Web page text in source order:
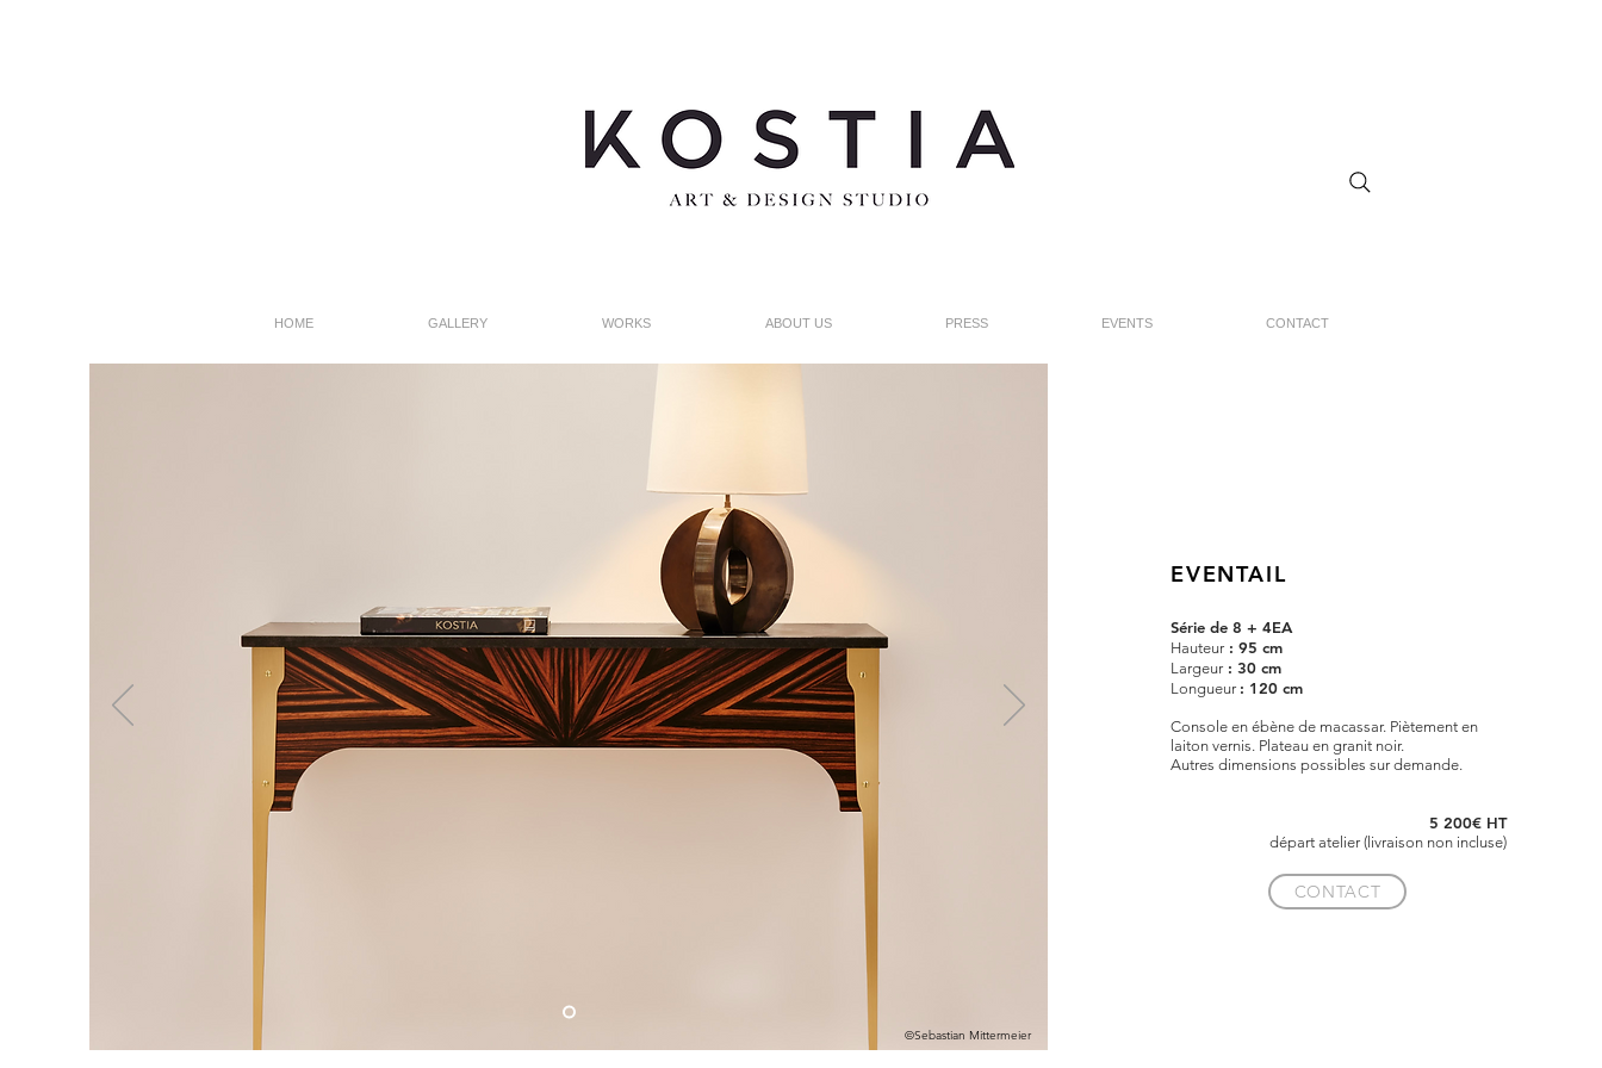
HOME GALLERY WORKS ABOUT US PRESS EVENTS CONTACT
©Sebastian Mittermeier
EVENTAIL
Série de 8 + 4EA
Hauteur : 95 cm
Largeur : 30 cm
Longueur : 120 cm
Console en ébène de macassar. Piètement en
laiton vernis. Plateau en granit noir.
Autres dimensions possibles sur demande.
5 200€ HT
départ atelier (livraison non incluse)
CONTACT